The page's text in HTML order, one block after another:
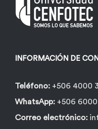
la
de
INFORMACIÓN DE
Teléfono: +506 4000
WhatsApp: +506
Correo electrónico: